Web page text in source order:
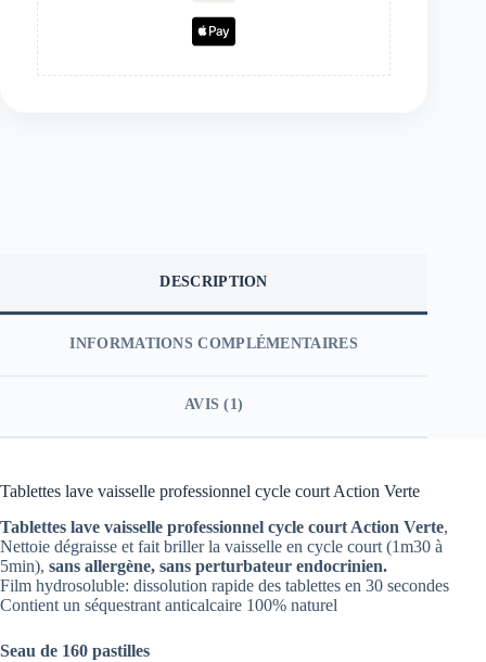
DESCRIPTION
INFORMATIONS COMPLÉMENTAIRES
AVIS (1)
Tablettes lave vaisselle professionnel cycle court Action Verte
Tablettes lave vaisselle professionnel cycle court Action Verte,
Nettoie dégraisse et fait briller la vaisselle en cycle court (1m30 à
5min), sans allergène, sans perturbateur endocrinien.
Film hydrosoluble: dissolution rapide des tablettes en 30 secondes
Contient un séquestrant anticalcaire 100% naturel
Seau de 160 pastilles